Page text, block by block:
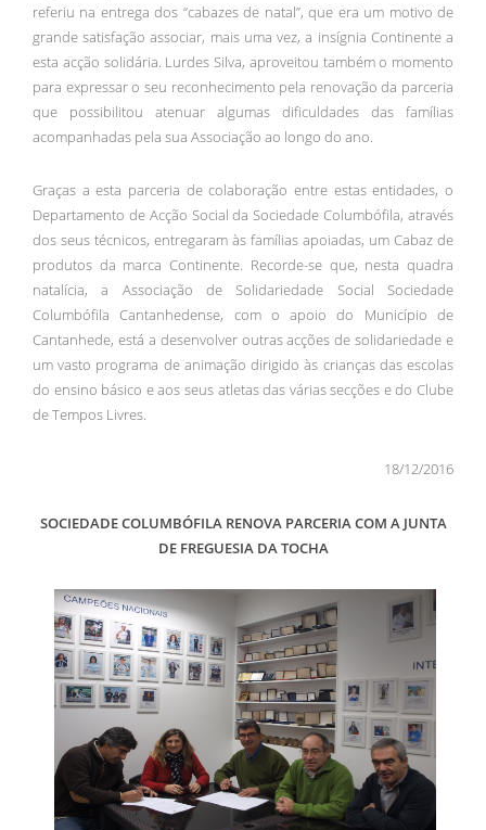
referiu na entrega dos “cabazes de natal”, que era um motivo de
grande satisfação associar, mais uma vez, a insígnia Continente a
esta acção solidária. Lurdes Silva, aproveitou também o momento
para expressar o seu reconhecimento pela renovação da parceria
que possibilitou atenuar algumas dificuldades das famílias
acompanhadas pela sua Associação ao longo do ano.
Graças a esta parceria de colaboração entre estas entidades, o
Departamento de Acção Social da Sociedade Columbófila, através
dos seus técnicos, entregaram às famílias apoiadas, um Cabaz de
produtos da marca Continente. Recorde-se que, nesta quadra
natalícia, a Associação de Solidariedade Social Sociedade
Columbófila Cantanhedense, com o apoio do Município de
Cantanhede, está a desenvolver outras acções de solidariedade e
um vasto programa de animação dirigido às crianças das escolas
do ensino básico e aos seus atletas das várias secções e do Clube
de Tempos Livres.
18/12/2016
SOCIEDADE COLUMBÓFILA RENOVA PARCERIA COM A JUNTA
DE FREGUESIA DA TOCHA